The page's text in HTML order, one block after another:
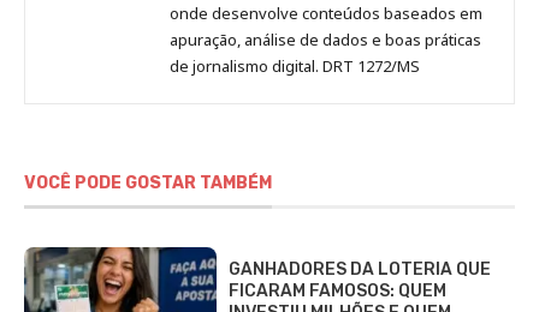
onde desenvolve conteúdos baseados em
apuração, análise de dados e boas práticas
de jornalismo digital. DRT 1272/MS
VOCÊ PODE GOSTAR TAMBÉM
GANHADORES DA LOTERIA QUE
FICARAM FAMOSOS: QUEM